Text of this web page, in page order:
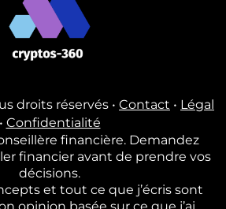
droits réservés • Contact • Légal
• Confidentialité
financière. Demandez
financier avant de prendre vos
décisions.
et tout ce que j’écris sont